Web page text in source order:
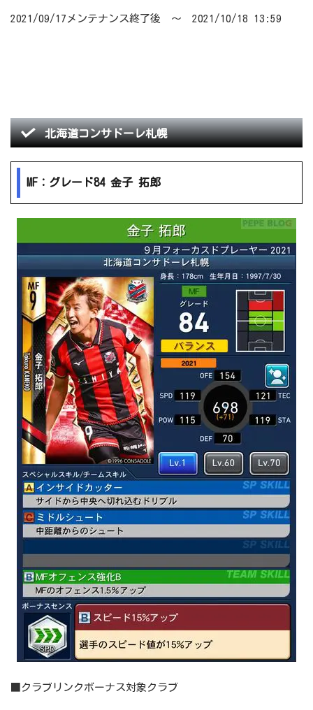
2021/09/17メンテナンス終了後 ～ 2021/10/18 13:59
北海道コンサドーレ札幌
MF：グレード84 金子 拓郎
■クラブリンクボーナス対象クラブ